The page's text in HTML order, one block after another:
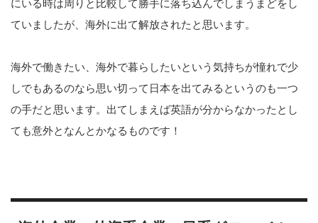
にいる時は周りと比較して勝手に落ち込んでしまうまどをし
ていましたが、海外に出て解放されたと思います。
海外で働きたい、海外で暮らしたいという気持ちが憧れで少
しでもあるのなら思い切って日本を出てみるというのも一つ
の手だと思います。出てしまえば英語が分からなかったとし
ても意外となんとかなるものです！